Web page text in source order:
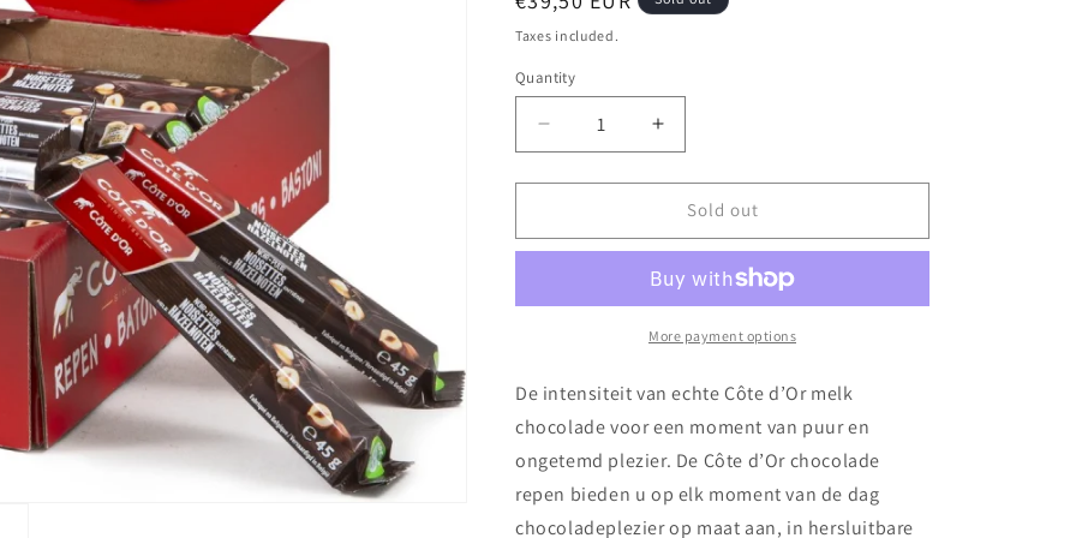
price
Taxes included.
Quantity
Quantity
Decrease
quantity
for
d&#39;Or
Puur
-
x
45
g
Increase
quantity
for
Côte
d&#39;Or
Repen
Puur
Hele
-
x
45
g
Sold out
More payment options
De intensiteit van echte Côte d’Or melk
chocolade voor een moment van puur en
ongetemd plezier. De Côte d’Or chocolade
repen bieden u op elk moment van de dag
chocoladeplezier op maat aan, in hersluitbare